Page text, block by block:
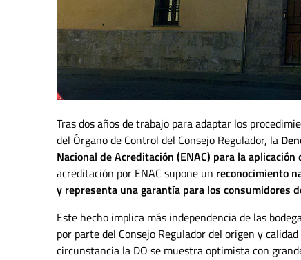
Tras dos años de trabajo para adaptar los
del Órgano de Control del Consejo Regulador, la
Nacional de Acreditación (ENAC) para la
acreditación por ENAC supone un reconocimiento
y representa una garantía para los consumidores
Este hecho implica más independencia de las
por parte del Consejo Regulador del origen y
circunstancia la DO se muestra optimista con